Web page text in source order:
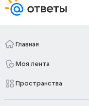
Главная
Моя лента
Пространства